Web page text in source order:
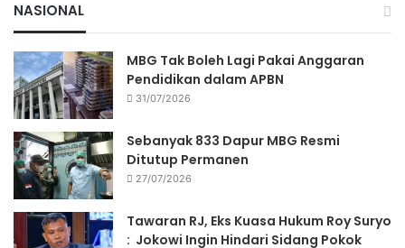
NASIONAL
MBG Tak Boleh Lagi Pakai Anggaran
Pendidikan dalam APBN
31/07/2026
Sebanyak 833 Dapur MBG Resmi
Ditutup Permanen
27/07/2026
Tawaran RJ, Eks Kuasa Hukum Roy Suryo
: Jokowi Ingin Hindari Sidang Pokok